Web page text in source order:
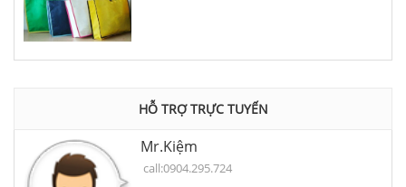
HỖ TRỢ TRỰC TUYẾN
Mr.Kiệm
call:0904.295.724